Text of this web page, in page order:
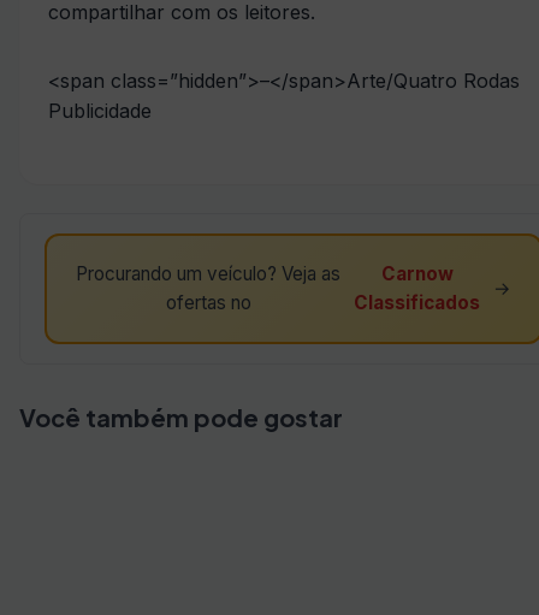
<span class=”hidden”>–</span>Arte/Quatro Rodas
Publicidade
Procurando um veículo? Veja as
ofertas no
Carnow
Classificados
→
Você também pode gostar